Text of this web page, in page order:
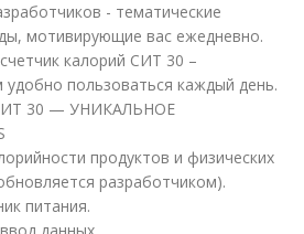
- тематические
мотивирующие вас ежедневно.
калорий СИТ 30 –
пользоваться каждый день.
30 — УНИКАЛЬНОЕ
продуктов и физических
разработчиком).
питания.